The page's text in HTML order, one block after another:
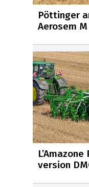
Pöttinger
Aerosem M
version